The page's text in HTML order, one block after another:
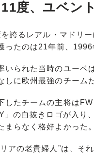
度、ユベン
誇るレアル・マドリー
ったのは21年前、1996
られた当時のユーベ
しに欧州最強のチーム
たチームの主将は
」の白抜きロゴが入り
まらなく格好よかった。
アの老貴婦人”は、そ